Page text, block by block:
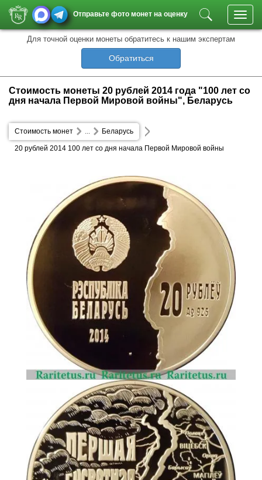
Отправьте фото монет на оценку
Для точной оценки монеты обратитесь к нашим экспертам
Обратиться
Стоимость монеты 20 рублей 2014 года "100 лет со
дня начала Первой Мировой войны", Беларусь
Стоимость монет Беларусь
...
20 рублей 2014 100 лет со дня начала Первой Мировой войны